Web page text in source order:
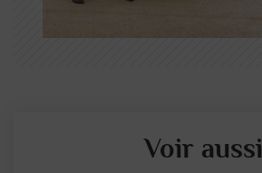
Voir aussi